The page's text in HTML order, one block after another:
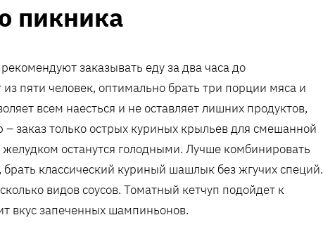
пикника
заказывать еду за два часа до
пяти человек, оптимально брать три порции мяса и
всем наесться и не оставляет лишних продуктов,
заказ только острых куриных крыльев для смешанной
останутся голодными. Лучше комбинировать
классический куриный шашлык без жгучих специй.
видов соусов. Томатный кетчуп подойдет к
вкус запеченных шампиньонов.